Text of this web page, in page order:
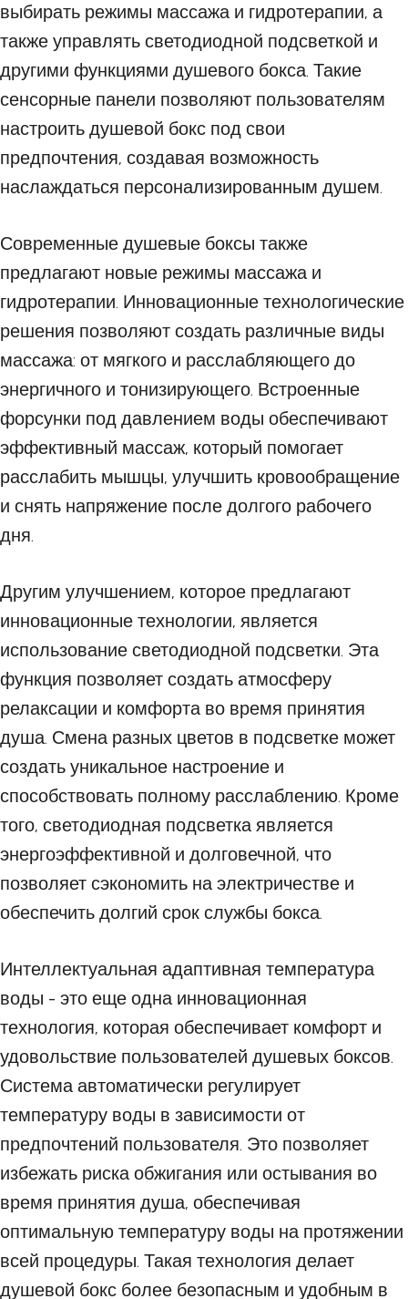
выбирать режимы массажа и гидротерапии, а
также управлять светодиодной подсветкой и
другими функциями душевого бокса. Такие
сенсорные панели позволяют пользователям
настроить душевой бокс под свои
предпочтения, создавая возможность
наслаждаться персонализированным душем.
Современные душевые боксы также
предлагают новые режимы массажа и
гидротерапии. Инновационные технологические
решения позволяют создать различные виды
массажа: от мягкого и расслабляющего до
энергичного и тонизирующего. Встроенные
форсунки под давлением воды обеспечивают
эффективный массаж, который помогает
расслабить мышцы, улучшить кровообращение
и снять напряжение после долгого рабочего
дня.
Другим улучшением, которое предлагают
инновационные технологии, является
использование светодиодной подсветки. Эта
функция позволяет создать атмосферу
релаксации и комфорта во время принятия
душа. Смена разных цветов в подсветке может
создать уникальное настроение и
способствовать полному расслаблению. Кроме
того, светодиодная подсветка является
энергоэффективной и долговечной, что
позволяет сэкономить на электричестве и
обеспечить долгий срок службы бокса.
Интеллектуальная адаптивная температура
воды - это еще одна инновационная
технология, которая обеспечивает комфорт и
удовольствие пользователей душевых боксов.
Система автоматически регулирует
температуру воды в зависимости от
предпочтений пользователя. Это позволяет
избежать риска обжигания или остывания во
время принятия душа, обеспечивая
оптимальную температуру воды на протяжении
всей процедуры. Такая технология делает
душевой бокс более безопасным и удобным в